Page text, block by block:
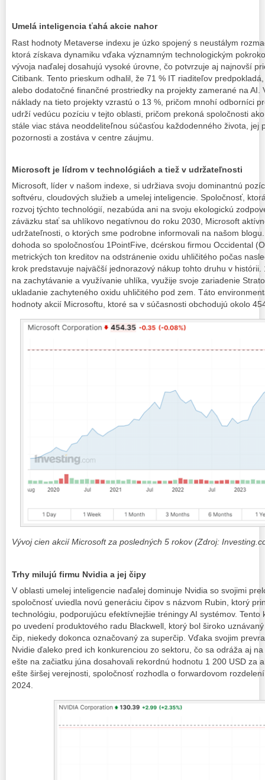
Umelá inteligencia ťahá akcie nahor
Rast hodnoty Metaverse indexu je úzko spojený s neustálym
ktorá získava dynamiku vďaka významným technologickým
vývoja naďalej dosahujú vysoké úrovne, čo potvrzuje aj najnovší
Citibank. Tento prieskum odhalil, že 71 % IT riaditeľov
alebo dodatočné finančné prostriedky na projekty zamerané na AI.
náklady na tieto projekty vzrastú o 13 %, pričom mnohí odborníci
udrží vedúcu pozíciu v tejto oblasti, pričom prekoná spoločnosti
stále viac stáva neoddeliteľnou súčasťou každodenného života, jej
pozornosti a zostáva v centre záujmu.
Microsoft je lídrom v technológiách a tiež v udržateľnosti
Microsoft, líder v našom indexe, si udržiava svoju dominantnú
softvéru, cloudových služieb a umelej inteligencie. Spoločnosť,
rozvoj týchto technológií, nezabúda ani na svoju ekologickú
záväzku stať sa uhlíkovo negatívnou do roku 2030, Microsoft
udržateľnosti, o ktorých sme podrobne informovali na našom
dohoda so spoločnosťou 1PointFive, dcérskou firmou Occidental
metrických ton kreditov na odstránenie oxidu uhličitého počas
krok predstavuje najväčší jednorazový nákup tohto druhu v
na zachytávanie a využívanie uhlíka, využije svoje zariadenie
ukladanie zachyteného oxidu uhličitého pod zem. Táto
hodnoty akcií Microsoftu, ktoré sa v súčasnosti obchodujú okolo
Vývoj cien akcií Microsoft za posledných 5 rokov (Zdroj:
Trhy milujú firmu Nvidia a jej čipy
V oblasti umelej inteligencie naďalej dominuje Nvidia so svojimi
spoločnosť uviedla novú generáciu čipov s názvom Rubin, ktorý
technológiu, podporujúcu efektívnejšie tréningy AI systémov. Tento
po uvedení produktového radu Blackwell, ktorý bol široko
čip, niekedy dokonca označovaný za superčip. Vďaka svojim
Nvidie ďaleko pred ich konkurenciou zo sektoru, čo sa odráža aj
ešte na začiatku júna dosahovali rekordnú hodnotu 1 200 USD za
ešte širšej verejnosti, spoločnosť rozhodla o forwardovom
2024.